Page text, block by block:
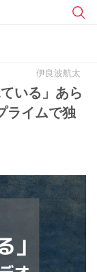
伊良波航太
いる」あら
ライムで独